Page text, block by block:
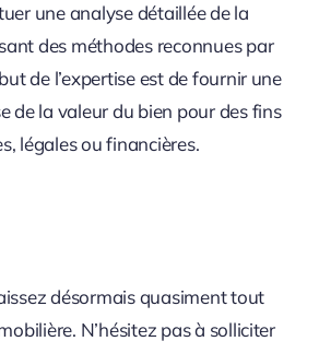
une analyse détaillée de la
des méthodes reconnues par
de l’expertise est de fournir une
de la valeur du bien pour des fins
légales ou financières.
désormais quasiment tout
N’hésitez pas à solliciter